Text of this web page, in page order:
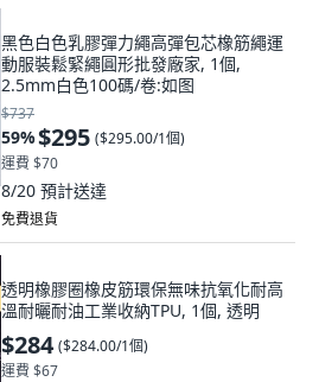
黑色白色乳膠彈力繩高彈包芯橡筋繩運
動服裝鬆緊繩圓形批發廠家, 1個,
2.5mm白色100碼/卷:如图
$737
59%$295 ($295.00/1個)
運費 $70
8/20 預計送達
免費退貨
透明橡膠圈橡皮筋環保無味抗氧化耐高
溫耐曬耐油工業收納TPU, 1個, 透明
$284 ($284.00/1個)
運費 $67